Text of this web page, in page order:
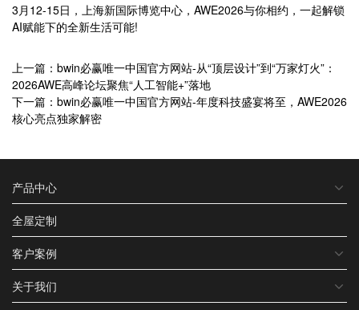
3月12-15日，上海新国际博览中心，AWE2026与你相约，一起解锁
AI赋能下的全新生活可能!
上一篇：bwin必赢唯一中国官方网站-从“顶层设计”到“万家灯火”：
2026AWE高峰论坛聚焦“人工智能+”落地
下一篇：bwin必赢唯一中国官方网站-年度科技盛宴将至，AWE2026
核心亮点独家解密
产品中心
全屋定制
客户案例
关于我们